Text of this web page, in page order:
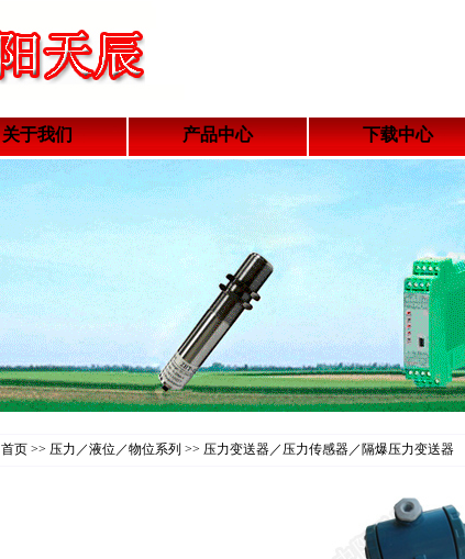
关于我们 产品中心 下载中心
首页 >> 压力／液位／物位系列 >> 压力变送器／压力传感器／隔爆压力变送器